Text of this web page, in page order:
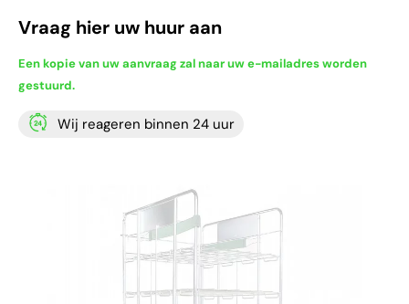
Vraag hier uw huur aan
Een kopie van uw aanvraag zal naar uw e-mailadres worden
gestuurd.
Wij reageren binnen 24 uur